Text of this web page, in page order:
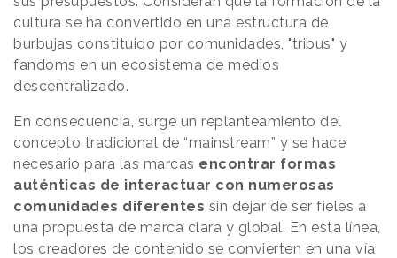
cultura se ha convertido en una estructura de
burbujas constituido por comunidades, "tribus" y
fandoms en un ecosistema de medios
descentralizado.
En consecuencia, surge un replanteamiento del
concepto tradicional de “mainstream” y se hace
necesario para las marcas encontrar formas
auténticas de interactuar con numerosas
comunidades diferentes sin dejar de ser fieles a
una propuesta de marca clara y global. En esta línea,
los creadores de contenido se convierten en una vía